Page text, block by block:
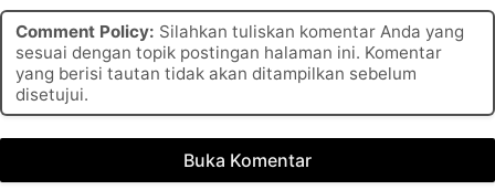
Comment Policy: Silahkan tuliskan komentar Anda yang
sesuai dengan topik postingan halaman ini. Komentar
yang berisi tautan tidak akan ditampilkan sebelum
disetujui.
Buka Komentar